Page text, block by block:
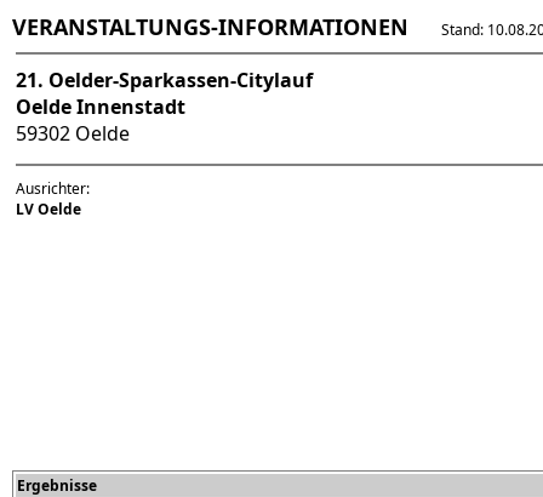
VERANSTALTUNGS-INFORMATIONEN Stand:
21. Oelder-Sparkassen-Citylauf
Oelde Innenstadt
59302 Oelde
Ausrichter:
LV Oelde
Ergebnisse